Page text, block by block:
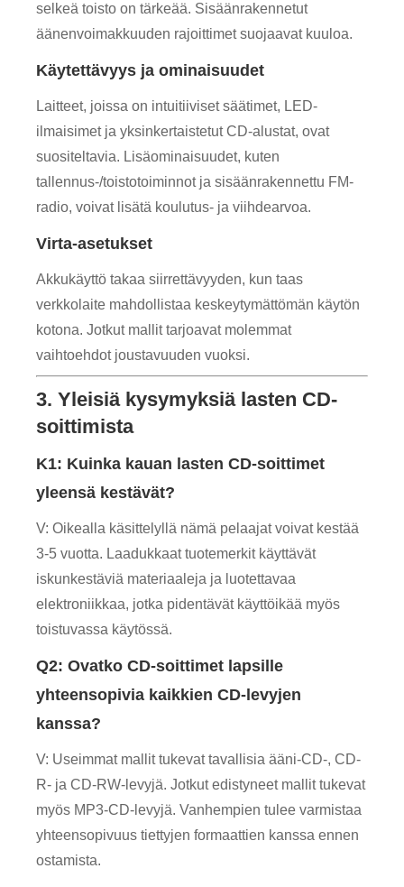
selkeä toisto on tärkeää. Sisäänrakennetut
äänenvoimakkuuden rajoittimet suojaavat kuuloa.
Käytettävyys ja ominaisuudet
Laitteet, joissa on intuitiiviset säätimet, LED-
ilmaisimet ja yksinkertaistetut CD-alustat, ovat
suositeltavia. Lisäominaisuudet, kuten
tallennus-/toistotoiminnot ja sisäänrakennettu FM-
radio, voivat lisätä koulutus- ja viihdearvoa.
Virta-asetukset
Akkukäyttö takaa siirrettävyyden, kun taas
verkkolaite mahdollistaa keskeytymättömän käytön
kotona. Jotkut mallit tarjoavat molemmat
vaihtoehdot joustavuuden vuoksi.
3. Yleisiä kysymyksiä lasten CD-
soittimista
K1: Kuinka kauan lasten CD-soittimet
yleensä kestävät?
V: Oikealla käsittelyllä nämä pelaajat voivat kestää
3-5 vuotta. Laadukkaat tuotemerkit käyttävät
iskunkestäviä materiaaleja ja luotettavaa
elektroniikkaa, jotka pidentävät käyttöikää myös
toistuvassa käytössä.
Q2: Ovatko CD-soittimet lapsille
yhteensopivia kaikkien CD-levyjen
kanssa?
V: Useimmat mallit tukevat tavallisia ääni-CD-, CD-
R- ja CD-RW-levyjä. Jotkut edistyneet mallit tukevat
myös MP3-CD-levyjä. Vanhempien tulee varmistaa
yhteensopivuus tiettyjen formaattien kanssa ennen
ostamista.